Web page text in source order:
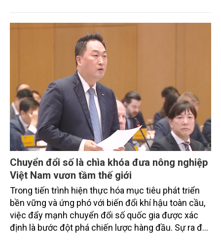
trình thu hút sự tham gia của đông đảo đại biểu đến
từ các cơ quan quản lý nhà nước, đơn vị nghiên cứu,
doanh nghiệp, hợp tác xã và nông dân đang trực
tiếp triển khai mô hình sản xuất lúa phát thải thấp.
Chuyển đổi số là chìa khóa đưa nông nghiệp
Việt Nam vươn tầm thế giới
Trong tiến trình hiện thực hóa mục tiêu phát triển
bền vững và ứng phó với biến đổi khí hậu toàn cầu,
việc đẩy mạnh chuyển đổi số quốc gia được xác
định là bước đột phá chiến lược hàng đầu. Sự ra đời